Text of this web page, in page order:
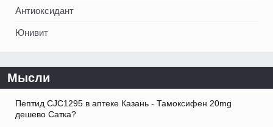
Антиоксидант
Юнивит
Мысли
Пептид CJC1295 в аптеке Казань - Тамоксифен 20mg
дешево Сатка?